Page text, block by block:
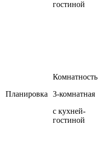
гостиной
Планировка
Комнатность
3-комнатная
с кухней-
гостиной